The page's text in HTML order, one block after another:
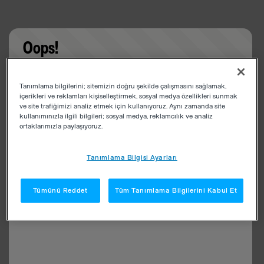
Oops!
app
Tanımlama bilgilerini; sitemizin doğru şekilde çalışmasını sağlamak,
içerikleri ve reklamları kişiselleştirmek, sosyal medya özellikleri sunmak
ve site trafiğimizi analiz etmek için kullanıyoruz. Aynı zamanda site
kullanımınızla ilgili bilgileri; sosyal medya, reklamcılık ve analiz
ortaklarımızla paylaşıyoruz.
Tanımlama Bilgisi Ayarları
Tümünü Reddet Tüm Tanımlama Bilgilerini Kabul Et